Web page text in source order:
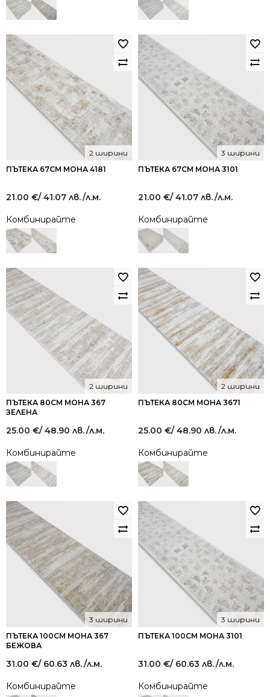
ПЪТЕКА 67СМ МОНА 4181
2 ширини
21.00 €/ 41.07 лв./л.м.
Комбинирайте
ПЪТЕКА 67СМ МОНА 3101
3 ширини
21.00 €/ 41.07 лв./л.м.
Комбинирайте
ПЪТЕКА 80СМ МОНА 367
ЗЕЛЕНА
2 ширини
25.00 €/ 48.90 лв./л.м.
Комбинирайте
ПЪТЕКА 80СМ МОНА 3671
2 ширини
25.00 €/ 48.90 лв./л.м.
Комбинирайте
ПЪТЕКА 100СМ МОНА 367
БЕЖОВА
3 ширини
31.00 €/ 60.63 лв./л.м.
Комбинирайте
ПЪТЕКА 100СМ МОНА 3101
3 ширини
31.00 €/ 60.63 лв./л.м.
Комбинирайте